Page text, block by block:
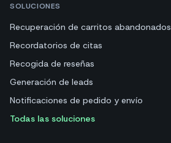
SOLUCIONES
Recuperación de carritos abandonados
Recordatorios de citas
Recogida de reseñas
Generación de leads
Notificaciones de pedido y envío
Todas las soluciones